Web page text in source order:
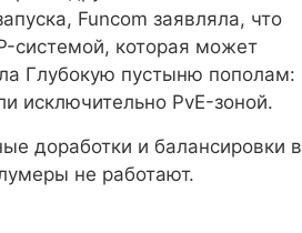
Funcom заявляла, что
системой, которая может
Глубокую пустыню пополам:
исключительно PvE-зоной.
доработки и балансировки в
не работают.